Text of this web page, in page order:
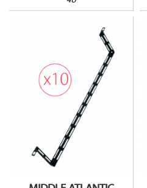
LBP-4A